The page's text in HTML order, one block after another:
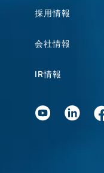
採用情報
会社情報
IR情報